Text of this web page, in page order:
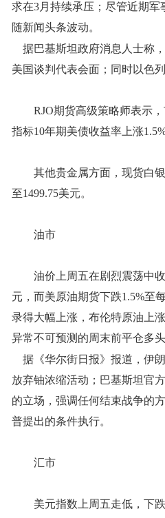
求在3月持续承压；尽管近期
随新闻头条波动。
据巴基斯坦政府消息人士称
美国谈判代表会面；同时以色
RJO期货高级策略师表示，
指标10年期美债收益率上涨
其他贵金属方面，现货白银
至1499.75美元。
油市
油价上周五在剧烈震荡中收
元，而美原油期货下跌1.5%至
录得大幅上涨，布伦特原油上
异常不可预测的周末前平仓多
据《华尔街日报》报道，伊
放弃铀浓缩活动；巴基斯坦官
的立场，强调任何结束战争的
普提出的条件执行。
汇市
美元指数上周五走低，下跌